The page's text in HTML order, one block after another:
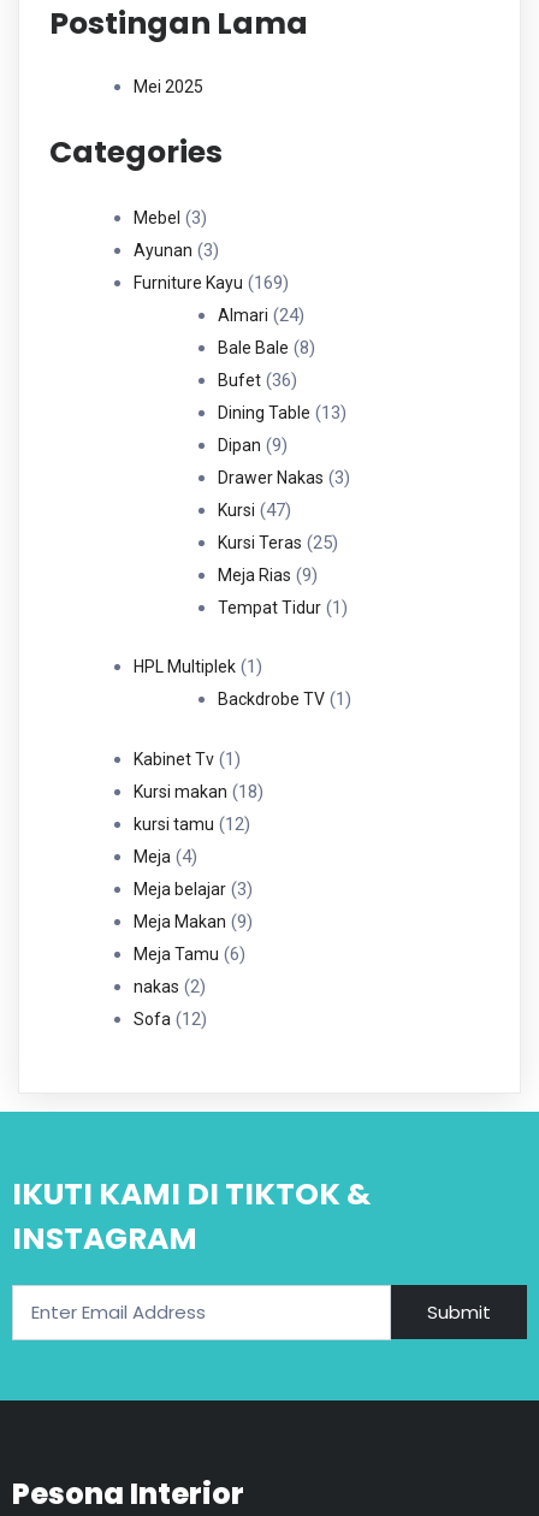
Postingan Lama
Mei 2025
Categories
Mebel 33
Produk
Ayunan 33
Produk
Furniture Kayu 169169
Produk
Almari 2424
Produk
Bale Bale 88
Bufet 3636
Produk
Dining Table 1313
Dipan 99
Produk
Drawer Nakas 33
Kursi 4747
Produk
Kursi Teras 2525
Meja Rias 99
Produk
Tempat Tidur 11
HPL Multiplek 11
Produk
Backdrobe TV 11
Kabinet Tv 11
Produk
Kursi makan 1818
kursi tamu 1212
Meja 44
Produk
Meja belajar 33
Produk
Meja Makan 99
Meja Tamu 66
nakas 22
Produk
Sofa 1212
IKUTI KAMI DI TIKTOK &
INSTAGRAM
Submit
Pesona Interior